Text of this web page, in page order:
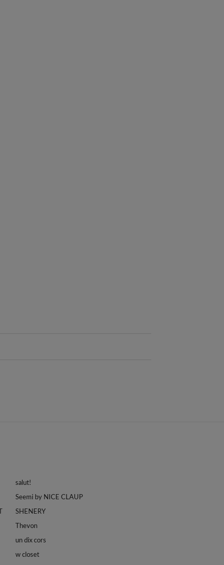
salut!
Seemi by NICE CLAUP
SHENERY
Thevon
un dix cors
w closet